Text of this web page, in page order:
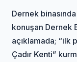
Dernek
konuşan Dernek
açıklamada; “ilk
Çadır Kenti”